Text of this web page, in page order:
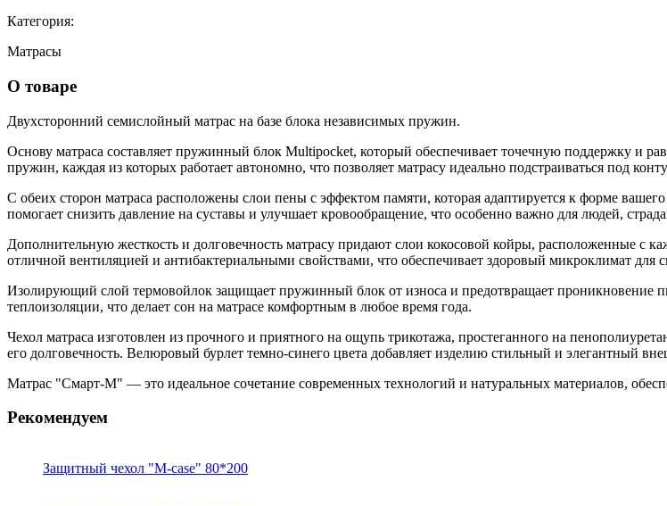
Категория:
Матрасы
О товаре
Двухсторонний семислойный матрас на базе блока независимых пружин.
Основу матраса составляет пружинный блок Multipocket, который обеспечивает точечную поддержку и
пружин, каждая из которых работает автономно, что позволяет матрасу идеально подстраиваться под
С обеих сторон матраса расположены слои пены с эффектом памяти, которая адаптируется к форме
помогает снизить давление на суставы и улучшает кровообращение, что особенно важно для людей,
Дополнительную жесткость и долговечность матрасу придают слои кокосовой койры, расположенные с
отличной вентиляцией и антибактериальными свойствами, что обеспечивает здоровый микроклимат для
Изолирующий слой термовойлок защищает пружинный блок от износа и предотвращает проникновение
теплоизоляции, что делает сон на матрасе комфортным в любое время года.
Чехол матраса изготовлен из прочного и приятного на ощупь трикотажа, простеганного на
его долговечность. Велюровый бурлет темно-синего цвета добавляет изделию стильный и элегантный
Матрас "Смарт-M" — это идеальное сочетание современных технологий и натуральных материалов,
Рекомендуем
Защитный чехол "M-case" 80*200